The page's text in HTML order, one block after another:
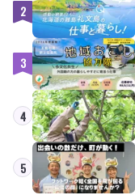
2
3
4
5